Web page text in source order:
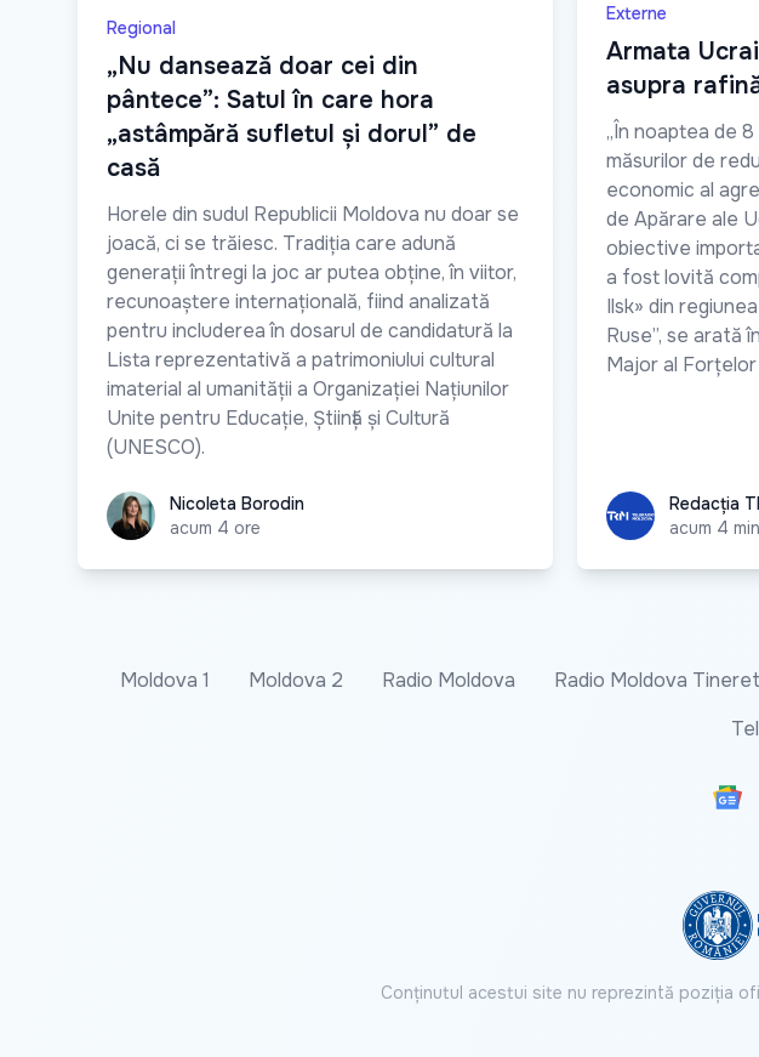
Regional
„Nu dansează doar cei din
pântece”: Satul în care hora
„astâmpără sufletul și dorul” de
casă
Horele din sudul Republicii Moldova nu doar se
joacă, ci se trăiesc. Tradiția care adună
generații întregi la joc ar putea obține, în viitor,
recunoaștere internațională, fiind analizată
pentru includerea în dosarul de candidatură la
Lista reprezentativă a patrimoniului cultural
imaterial al umanității a Organizației Națiunilor
Unite pentru Educație, Știință și Cultură
(UNESCO).
Nicoleta Borodin
Nicoleta Borodin
acum 4 ore
Externe
Armata
asupra
„În noaptea de
măsurilor de
economic al
de Apărare ale
obiective
a fost lovită
Ilsk» din
Ruse”, se arată
Major al
Redacția TRM
Redacția
acum 4
Moldova 1 Moldova 2 Radio Moldova Radio Moldova Tineret
Conținutul acestui site nu reprezintă poziția